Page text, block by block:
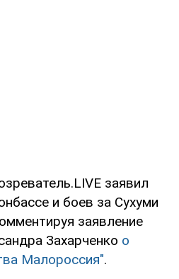
заявил
и боев за Сухуми
заявление
Захарченко о
Малороссия".